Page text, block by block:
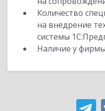
Количество
на внедрение
системы
Наличие у фирмы